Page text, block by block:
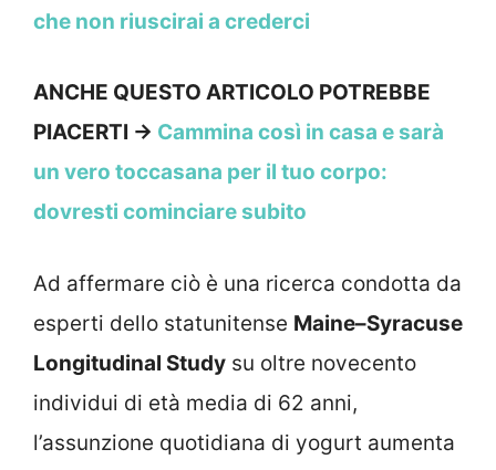
che non riuscirai a crederci
ANCHE QUESTO ARTICOLO POTREBBE
PIACERTI -> Cammina così in casa e sarà
un vero toccasana per il tuo corpo:
dovresti cominciare subito
Ad affermare ciò è una ricerca condotta da
esperti dello statunitense Maine–Syracuse
Longitudinal Study su oltre novecento
individui di età media di 62 anni,
l’assunzione quotidiana di yogurt aumenta